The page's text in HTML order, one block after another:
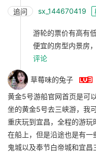
追问 sx_144670419
游轮的票价有高有
便宜的房型内景房
评论
草莓味的兔子 
黄金5号游船官网首页是可
坐的黄金5号去三峡游，我
重庆玩到宜昌，全程的游
在船上，但是沿途也是有
鬼城以及奉节白帝城和宜